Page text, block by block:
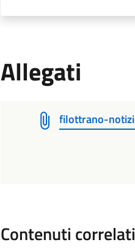
Allegati
filottrano-
Contenuti correlati